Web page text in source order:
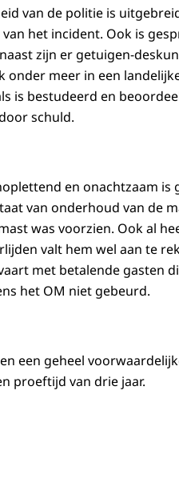
van de politie is
het incident. Ook is
zijn er getuigen-
onder meer in een
is bestudeerd en
schuld.
en onachtzaam is
van onderhoud van de
was voorzien. Ook al
valt hem wel aan te
met betalende gasten
het OM niet gebeurd.
een geheel
proeftijd van drie jaar.